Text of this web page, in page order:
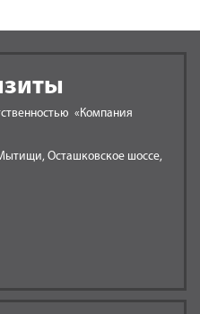
«Компания
Осташковское шоссе,